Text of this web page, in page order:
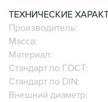
ИГОЛЬЧАТЫЕ
ЛИНЕЙНЫЕ
ДОПОЛНИТЕЛЬНАЯ
ПАРАЛЛЕЛЬНЫЕ
ПРОМЫШЛЕННАЯ
СИСТЕМА ЛЕСТНИЦ И
ТЕХНИЧЕСКИЕ
Производитель:
Масса:
Материал:
Стандарт по ГОСТ:
Стандарт по DIN:
Внешний диаметр: